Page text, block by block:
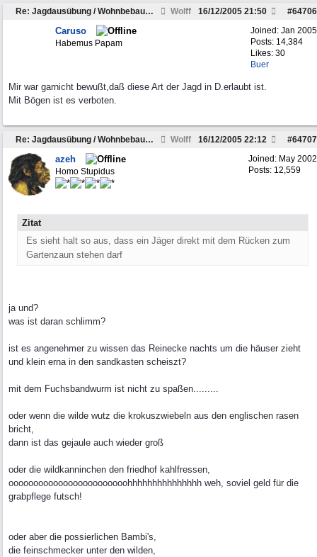
Re: Jagdausübung / Wohnbebauung Wolff #64706
16/12/2005 21:50
Joined: Jan 2005
Posts: 14,384
Likes: 30
Buer
Caruso
Habemus Papam
Mir war garnicht bewußt,daß diese Art der Jagd in D.erlaubt ist.
Mit Bögen ist es verboten.
Re: Jagdausübung / Wohnbebauung Wolff #64707
16/12/2005 22:12
Joined: May 2002
Posts: 12,559
azeh
Homo Stupidus
Zitat
Es sieht halt so aus, dass ein Jäger direkt mit dem Rücken zum
Gartenzaun stehen darf
ja und?
was ist daran schlimm?
ist es angenehmer zu wissen das Reinecke nachts um die häuser zieht
und klein erna in den sandkasten scheiszt?
mit dem Fuchsbandwurm ist nicht zu spaßen.........
oder wenn die wilde wutz die krokuszwiebeln aus den englischen rasen
bricht,
dann ist das gejaule auch wieder groß
oder die wildkanninchen den friedhof kahlfressen,
oooooooooooooooooooooooohhhhhhhhhhhhhhh weh, soviel geld für die
grabpflege futsch!
oder aber die possierlichen Bambi's,
die feinschmecker unter den wilden,